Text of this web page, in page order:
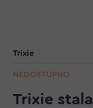
Trixie
NEDOSTUPNO
Trixie